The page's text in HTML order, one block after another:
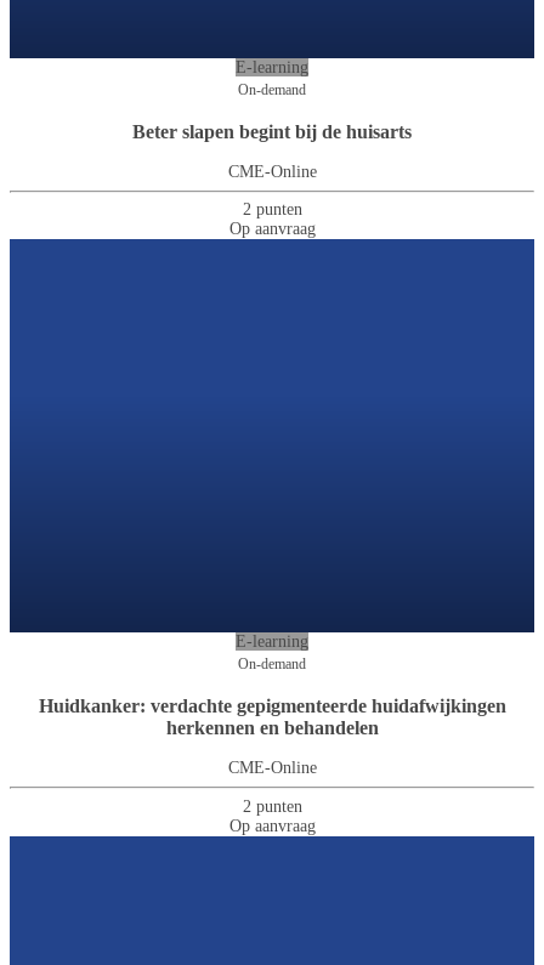
E-learning
On-demand
Beter slapen begint bij de huisarts
CME-Online
2 punten
Op aanvraag
E-learning
On-demand
Huidkanker: verdachte gepigmenteerde huidafwijkingen
herkennen en behandelen
CME-Online
2 punten
Op aanvraag